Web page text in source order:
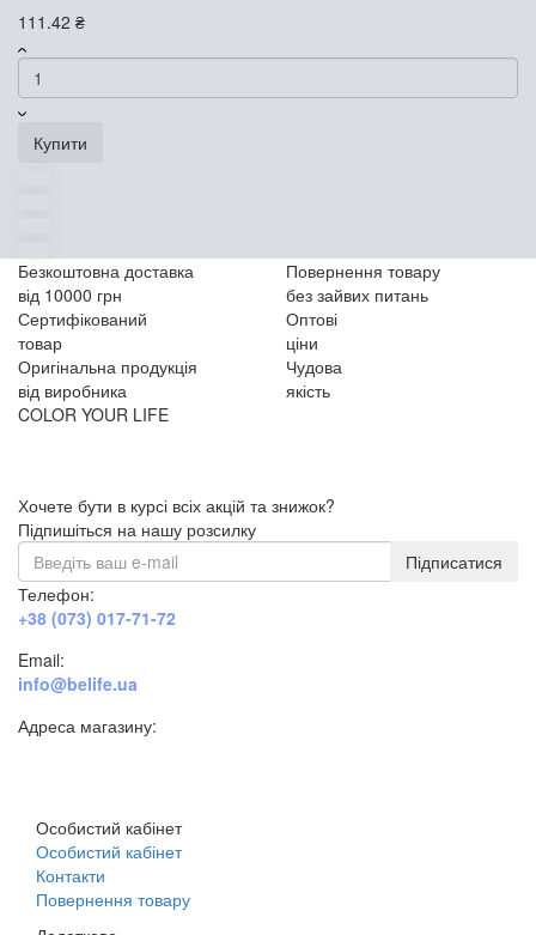
111.42 ₴
Купити
Безкоштовна доставка
від 10000 грн
Повернення товару
без зайвих питань
Сертифікований
товар
Оптові
ціни
Оригінальна продукція
від виробника
Чудова
якість
COLOR YOUR LIFE
Хочете бути в курсі всіх акцій та знижок?
Підпишіться на нашу розсилку
Підписатися
Телефон:
+38 (073) 017-71-72
Email:
info@belife.ua
Адреса магазину:
Особистий кабінет
Особистий кабінет
Контакти
Повернення товару